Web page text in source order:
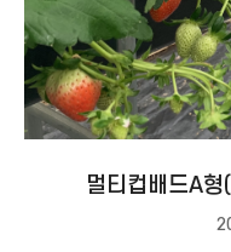
멀티컵배드A